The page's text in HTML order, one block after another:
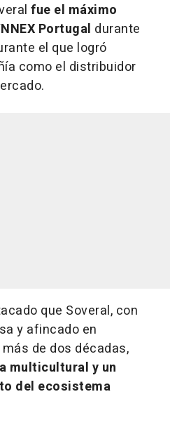
fue el máximo
Portugal durante
el que logró
como el distribuidor
que Soveral, con
y afincado en
de dos décadas,
multicultural y un
del ecosistema